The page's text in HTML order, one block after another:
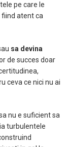
pe care le
atent ca
sa devina
de succes doar
ceva ce nici nu ai
nu e suficient sa
turbulentele